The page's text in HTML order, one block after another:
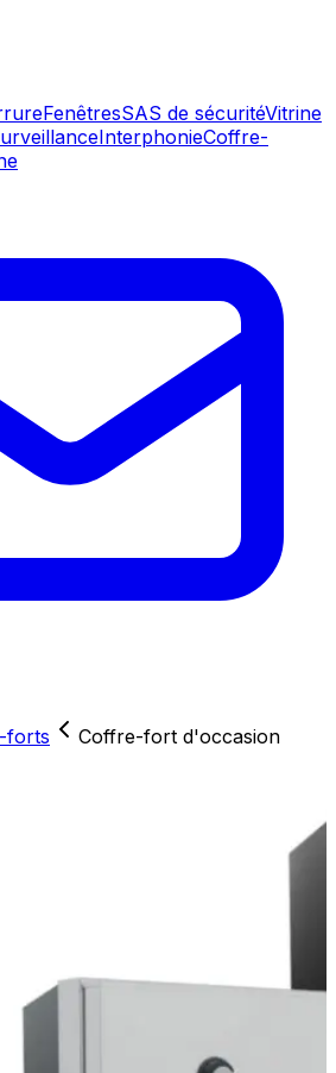
FenêtresSAS de sécuritéVitrine
InterphonieCoffre-
forts Coffre-fort d'occasion